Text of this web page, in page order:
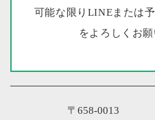
可能な限りLINEまたは
をよろしくお願
〒658-0013